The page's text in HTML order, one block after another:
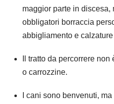
maggior parte in discesa,
obbligatori borraccia
abbigliamento e
Il tratto da percorrere
o carrozzine.
I cani sono benvenuti,